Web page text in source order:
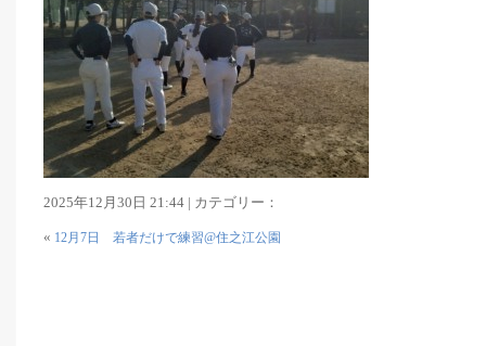
2025年12月30日 21:44 | カテゴリー：
« 12月7日 若者だけで練習@住之江公園